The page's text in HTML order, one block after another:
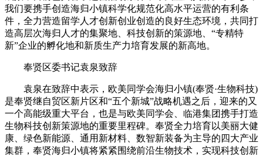
我们要携手创造海归小镇科学化规范化高水平运营的有利条
件，全力营造留学人才创新创业创造的良好生态环境，共同打
造高层次海归人才的集聚地、科技创新的策源地、“专精特
新”企业的孵化地和新质生产力培育发展的新高地。
奉贤区委书记袁泉致辞
袁泉在致辞中表示，欧美同学会海归小镇(奉贤·生物科技)
是奉贤继自贸区新片区和“五个新城”战略机遇之后，迎来的又
一个高能级重大平台，也是与欧美同学会、临港集团携手打造
生物科技创新策源地的重要里程碑。奉贤全力培育以美丽大健
康、绿色新能源、通用新材料、数智新装备为主导的四大产业
集群，奉贤海归小镇将紧紧围绕前沿生物技术，实现科技创新